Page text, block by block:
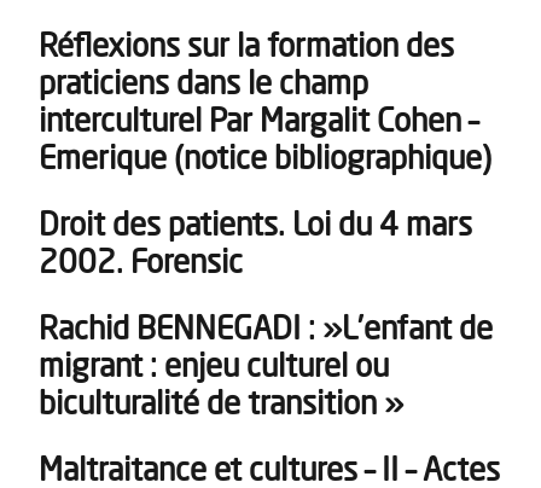
Réflexions sur la formation des
praticiens dans le champ
interculturel Par Margalit Cohen –
Emerique (notice bibliographique)
Droit des patients. Loi du 4 mars
2002. Forensic
Rachid BENNEGADI : »L’enfant de
migrant : enjeu culturel ou
biculturalité de transition »
Maltraitance et cultures – II – Actes